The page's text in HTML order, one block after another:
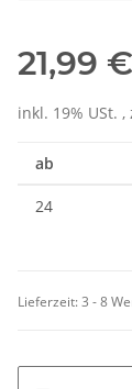
21,99 €
inkl. 19% USt. ,
ab
24
Lieferzeit:3 - 8